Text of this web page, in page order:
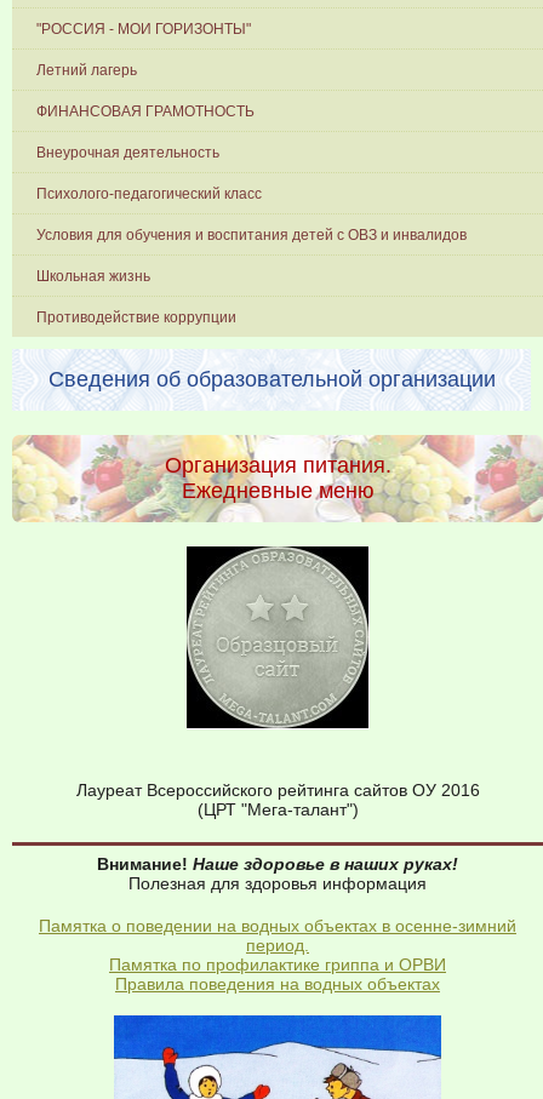
"РОССИЯ - МОИ ГОРИЗОНТЫ"
Летний лагерь
ФИНАНСОВАЯ ГРАМОТНОСТЬ
Внеурочная деятельность
Психолого-педагогический класс
Условия для обучения и воспитания детей с ОВЗ и инвалидов
Школьная жизнь
Противодействие коррупции
Сведения об образовательной организации
Организация питания.
Ежедневные меню
Лауреат Всероссийского рейтинга сайтов ОУ 2016
(ЦРТ "Мега-талант")
Внимание! Наше здоровье в наших руках!
Полезная для здоровья информация
Памятка о поведении на водных объектах в осенне-зимний
период.
Памятка по профилактике гриппа и ОРВИ
Правила поведения на водных объектах